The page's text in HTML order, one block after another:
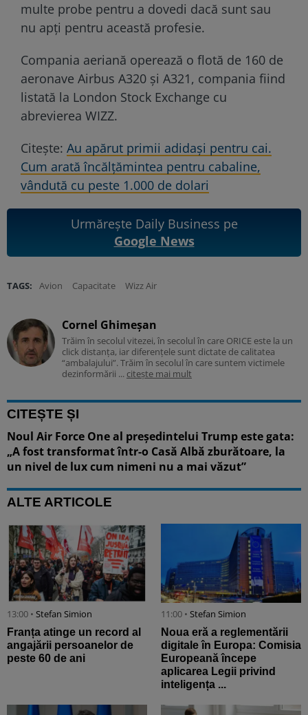
multe probe pentru a dovedi dacă sunt sau
nu apți pentru această profesie.
Compania aeriană operează o flotă de 160 de
aeronave Airbus A320 şi A321, compania fiind
listată la London Stock Exchange cu
abrevierea WIZZ.
Citește: Au apărut primii adidași pentru cai.
Cum arată încălțămintea pentru cabaline,
vândută cu peste 1.000 de dolari
Urmărește Daily Business pe
Google News
TAGS: Avion Capacitate Wizz Air
Cornel Ghimeșan
Trăim în secolul vitezei, în secolul în care ORICE este la un
click distanța, iar diferențele sunt dictate de calitatea
“ambalajului”. Trăim în secolul în care suntem victimele
dezinformării ... citește mai mult
CITEȘTE ȘI
Noul Air Force One al președintelui Trump este gata:
„A fost transformat într-o Casă Albă zburătoare, la
un nivel de lux cum nimeni nu a mai văzut”
ALTE ARTICOLE
13:00 • Stefan Simion
Franța atinge un record al
angajării persoanelor de
peste 60 de ani
11:00 • Stefan Simion
Noua eră a reglementării
digitale în Europa: Comisia
Europeană începe
aplicarea Legii privind
inteligența ...